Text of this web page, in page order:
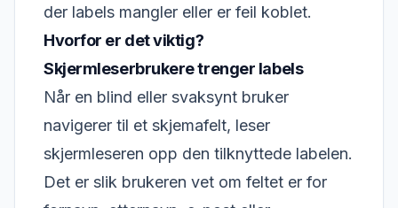
der labels mangler eller er feil koblet.
Hvorfor er det viktig?
Skjermleserbrukere trenger labels
Når en blind eller svaksynt bruker
navigerer til et skjemafelt, leser
skjermleseren opp den tilknyttede labelen.
Det er slik brukeren vet om feltet er for